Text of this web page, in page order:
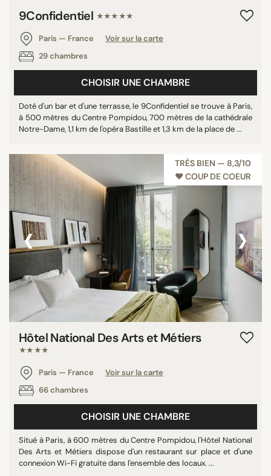
9Confidentiel ★★★★★
Paris — France
Voir sur la carte
29 chambres
CHOISIR UNE CHAMBRE
Doté d'un bar et d'une terrasse, le 9Confidentiel se trouve à Paris,
à 500 mètres du Centre Pompidou, 700 mètres de la cathédrale
Notre-Dame, 1,1 km de l'opéra Bastille et 1,3 km de la place de ...
TRÈS BIEN — 8,3/10
♥︎ COUP DE COEUR
‹ ›
Hôtel National Des Arts et Métiers
★★★★
Paris — France
Voir sur la carte
66 chambres
CHOISIR UNE CHAMBRE
Situé à Paris, à 600 mètres du Centre Pompidou, l'Hôtel National
Des Arts et Métiers dispose d'un restaurant sur place et d'une
connexion Wi-Fi gratuite dans l'ensemble des locaux. ...